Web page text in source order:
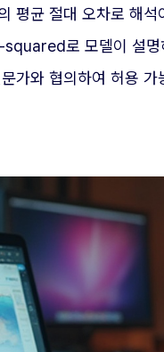
균 절대 오차로 해
로 모델이 설
가와 협의하여 허용